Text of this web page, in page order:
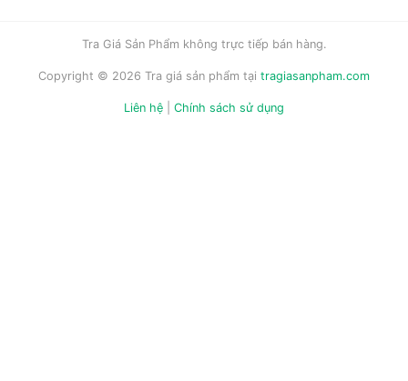
Tra Giá Sản Phẩm không trực tiếp bán hàng.
Copyright © 2026 Tra giá sản phẩm tại tragiasanpham.com
Liên hệ Chính sách sử dụng